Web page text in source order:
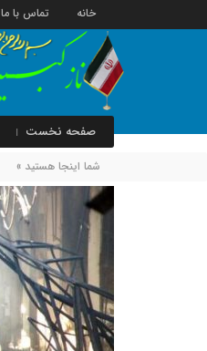
خانه تماس با ما
صفحه نخست
شما اینجا هستید »